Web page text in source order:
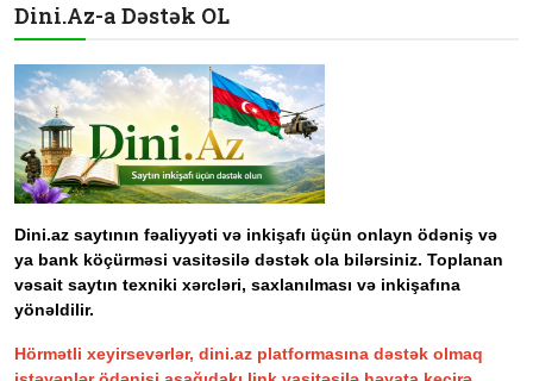
Dini.Az-a Dəstək OL
Dini.az saytının fəaliyyəti və inkişafı üçün onlayn ödəniş və
ya bank köçürməsi vasitəsilə dəstək ola bilərsiniz. Toplanan
vəsait saytın texniki xərcləri, saxlanılması və inkişafına
yönəldilir.
Hörmətli xeyirsevərlər, dini.az platformasına dəstək olmaq